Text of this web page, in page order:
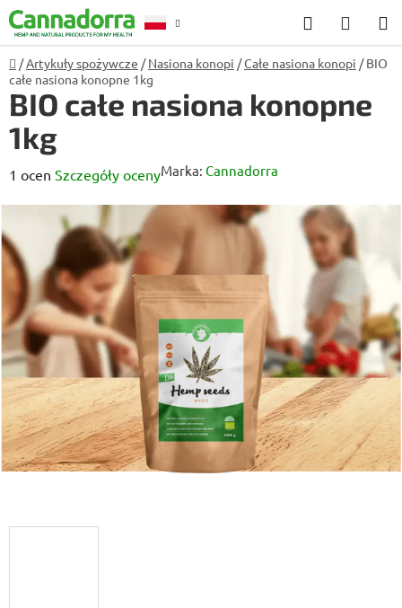
Przejść
do
treści
Szukaj
Poradnia
Home
/Artykuły spożywcze / Nasiona konopi /Całe nasiona konopi / BIO
całe nasiona konopne 1kg
BIO całe nasiona konopne
1kg
Średnia
produktu
wynosi
5,0
na
5
gwiazdek.
1 ocen Szczegóły ocenyMarka: Cannadorra